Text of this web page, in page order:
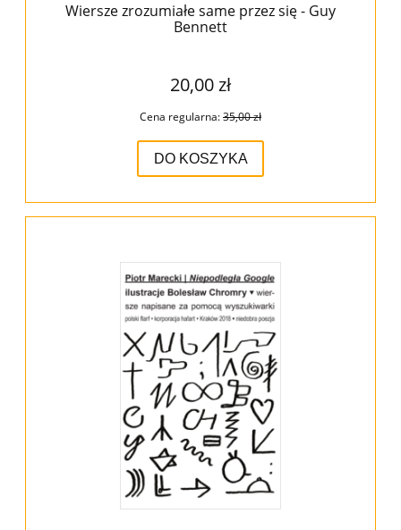
Wiersze zrozumiałe same przez się - Guy
Bennett
20,00 zł
Cena regularna:35,00 zł
DO KOSZYKA